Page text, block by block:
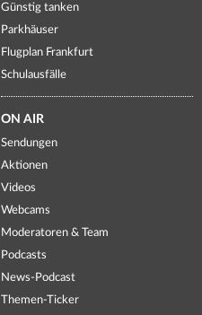
Günstig tanken
Parkhäuser
Flugplan Frankfurt
Schulausfälle
ON AIR
Sendungen
Aktionen
Videos
Webcams
Moderatoren & Team
Podcasts
News-Podcast
Themen-Ticker